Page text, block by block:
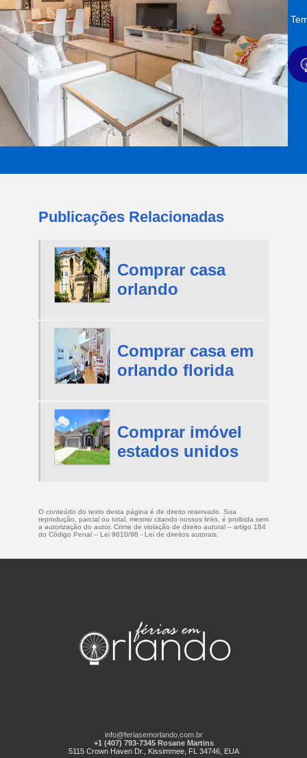
Publicações Relacionadas
Comprar casa
orlando
Comprar casa em
orlando florida
Comprar imóvel
estados unidos
O conteúdo do texto desta página é de direito reservado. Sua
reprodução, parcial ou total, mesmo citando nossos links, é proibida sem
a autorização do autor. Crime de violação de direito autoral – artigo 184
do Código Penal – Lei 9610/98 - Lei de direitos autorais
info@feriasemorlando.com.br
+1 (407) 793-7345 Rosane Martins
5115 Crown Haven Dr., Kissimmee, FL 34746, EUA